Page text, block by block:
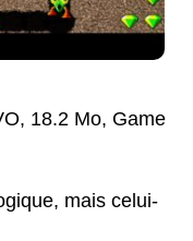
18.2 Mo, Game
mais celui-